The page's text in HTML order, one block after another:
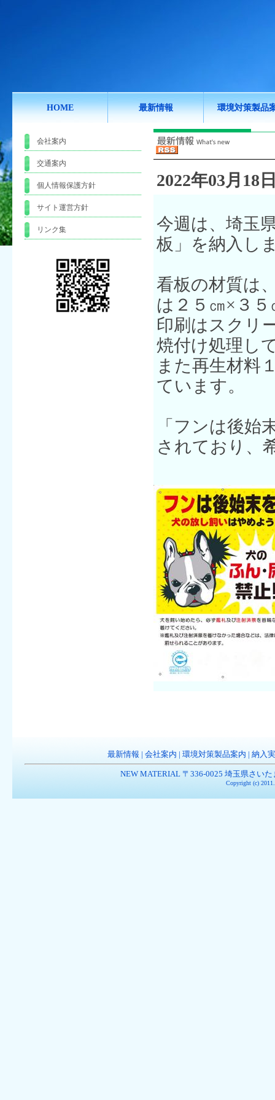
HOME 最新情報 環境対策製品
会社案内
交通案内
個人情報保護方針
サイト運営方針
リンク集
2022年03月18
今週は、埼玉
板」を納入し
看板の材質は
は２５㎝×３
印刷はスクリ
焼付け処理し
また再生材料
ています。
「フンは後始
されており、
最新情報 会社案内 環境対策製品案内 納入
NEW MATERIAL 〒336-0025 埼玉県さい
Copyright (c)